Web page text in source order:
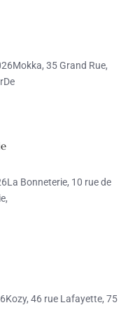
35 Grand Rue,
Bonneterie, 10 rue de
46 rue Lafayette, 75